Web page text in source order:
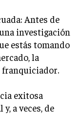
CADENA DE
DEL
Antes de
investigación
estás tomando
la
franquiciador.
exitosa
a veces, de